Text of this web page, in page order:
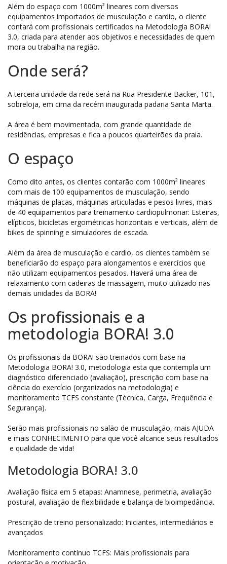
Além do espaço com 1000m² lineares com diversos
equipamentos importados de musculação e cardio, o cliente
contará com profissionais certificados na Metodologia BORA!
3.0, criada para atender aos objetivos e necessidades de quem
mora ou trabalha na região.
Onde será?
A terceira unidade da rede será na Rua Presidente Backer, 101,
sobreloja, em cima da recém inaugurada padaria Santa Marta.
A área é bem movimentada, com grande quantidade de
residências, empresas e fica a poucos quarteirões da praia.
O espaço
Como dito antes, os clientes contarão com 1000m² lineares
com mais de 100 equipamentos de musculação, sendo
máquinas de placas, máquinas articuladas e pesos livres, mais
de 40 equipamentos para treinamento cardiopulmonar: Esteiras,
elípticos, bicicletas ergométricas horizontais e verticais, além de
bikes de spinning e simuladores de escada.
Além da área de musculação e cardio, os clientes também se
beneficiarão do espaço para alongamentos e exercícios que
não utilizam equipamentos pesados. Haverá uma área de
relaxamento com cadeiras de massagem, muito utilizado nas
demais unidades da BORA!
Os profissionais e a
metodologia BORA! 3.0
Os profissionais da BORA! são treinados com base na
Metodologia BORA! 3.0, metodologia esta que contempla um
diagnóstico diferenciado (avaliação), prescrição com base na
ciência do exercício (organizados na metodologia) e
monitoramento TCFS constante (Técnica, Carga, Frequência e
Segurança).
Serão mais profissionais no salão de musculação, mais AJUDA
e mais CONHECIMENTO para que você alcance seus resultados
e qualidade de vida!
Metodologia BORA! 3.0
Avaliação física em 5 etapas: Anamnese, perimetria, avaliação
postural, avaliação de flexibilidade e balança de bioimpedância.
Prescrição de treino personalizado: Iniciantes, intermediários e
avançados
Monitoramento contínuo TCFS: Mais profissionais para